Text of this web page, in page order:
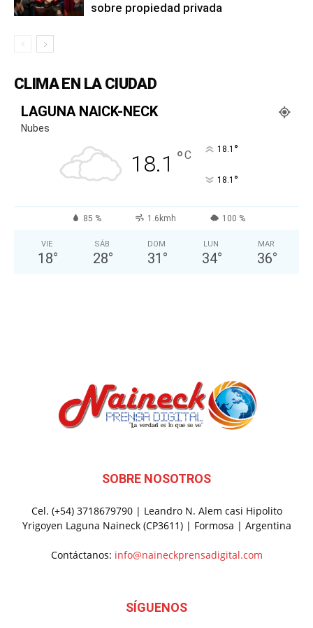
sobre propiedad privada
CLIMA EN LA CIUDAD
LAGUNA NAICK-NECK
Nubes
18.1 °C 18.1 °
18.1 °
85 % 1.6kmh 100 %
VIE
18°
SÁB
28°
DOM
31 °
LUN
34°
MAR
36°
SOBRE NOSOTROS
Cel. (+54) 3718679790 | Leandro N. Alem casi Hipolito
Yrigoyen Laguna Naineck (CP3611) | Formosa | Argentina
Contáctanos: info@naineckprensadigital.com
SÍGUENOS